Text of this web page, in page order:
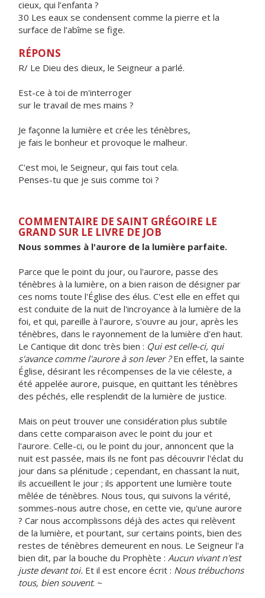
cieux, qui l’enfanta ?
30 Les eaux se condensent comme la pierre et la
surface de l’abîme se fige.
RÉPONS
R/ Le Dieu des dieux, le Seigneur a parlé.
Est-ce à toi de m'interroger
sur le travail de mes mains ?
Je façonne la lumière et crée les ténèbres,
je fais le bonheur et provoque le malheur.
C'est moi, le Seigneur, qui fais tout cela.
Penses-tu que je suis comme toi ?
COMMENTAIRE DE SAINT GRÉGOIRE LE
GRAND SUR LE LIVRE DE JOB
Nous sommes à l'aurore de la lumière parfaite.
Parce que le point du jour, ou l'aurore, passe des
ténèbres à la lumière, on a bien raison de désigner par
ces noms toute l'Église des élus. C'est elle en effet qui
est conduite de la nuit de l'incroyance à la lumière de la
foi, et qui, pareille à l'aurore, s'ouvre au jour, après les
ténèbres, dans le rayonnement de la lumière d'en haut.
Le Cantique dit donc très bien : Qui est celle-ci, qui
s'avance comme l'aurore à son lever ?En effet, la sainte
Église, désirant les récompenses de la vie céleste, a
été appelée aurore, puisque, en quittant les ténèbres
des péchés, elle resplendit de la lumière de justice.
Mais on peut trouver une considération plus subtile
dans cette comparaison avec le point du jour et
l'aurore. Celle-ci, ou le point du jour, annoncent que la
nuit est passée, mais ils ne font pas découvrir l'éclat du
jour dans sa plénitude ; cependant, en chassant la nuit,
ils accueillent le jour ; ils apportent une lumière toute
mêlée de ténèbres. Nous tous, qui suivons la vérité,
sommes-nous autre chose, en cette vie, qu'une aurore
? Car nous accomplissons déjà des actes qui relèvent
de la lumière, et pourtant, sur certains points, bien des
restes de ténèbres demeurent en nous. Le Seigneur l'a
bien dit, par la bouche du Prophète : Aucun vivant n'est
juste devant toi. Et il est encore écrit : Nous trébuchons
tous, bien souvent. ~